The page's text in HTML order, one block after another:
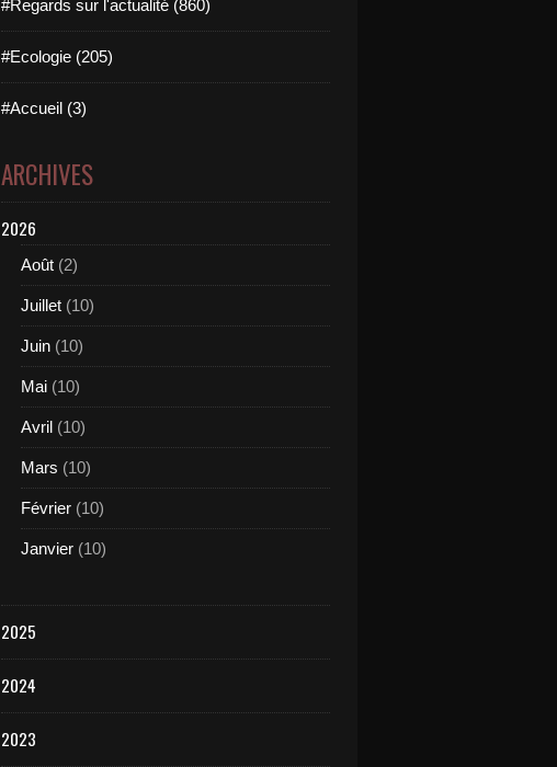
#Regards sur l'actualité (860)
#Ecologie (205)
#Accueil (3)
ARCHIVES
2026
Août (2)
Juillet (10)
Juin (10)
Mai (10)
Avril (10)
Mars (10)
Février (10)
Janvier (10)
2025
2024
2023